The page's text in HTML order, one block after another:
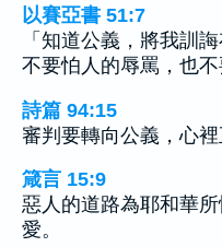
以賽亞書 51:7
「知道公義，將我訓
不要怕人的辱罵，也不
詩篇 94:15
審判要轉向公義，心裡
箴言 15:9
惡人的道路為耶和華
愛。